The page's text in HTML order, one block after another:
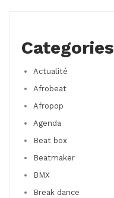
Categories
Actualité
Afrobeat
Afropop
Agenda
Beat box
Beatmaker
BMX
Break dance